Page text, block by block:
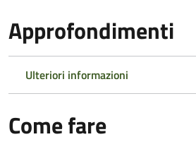
Approfondimenti
Ulteriori informazioni
Come fare